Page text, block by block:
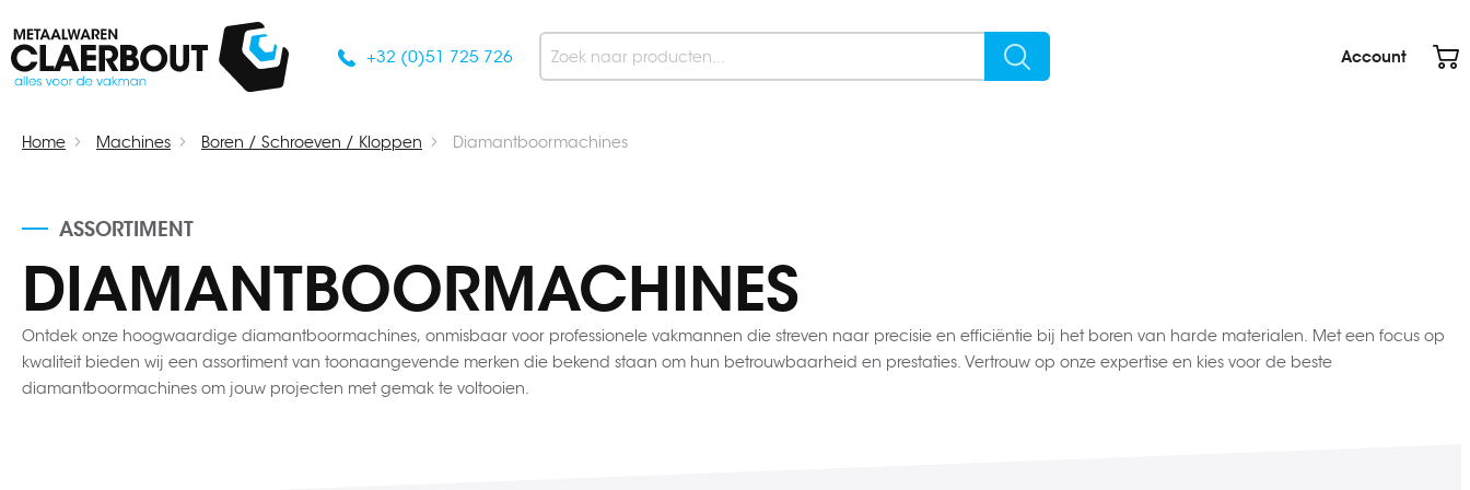
+32 (0)51 725 726
Account
Search
Search
Home Machines Boren / Schroeven / Kloppen Diamantboormachines
ASSORTIMENT
DIAMANTBOORMACHINES
Ontdek onze hoogwaardige diamantboormachines, onmisbaar voor professionele vakmannen die streven naar precisie en efficiëntie bij het boren van harde materialen. Met een focus op
kwaliteit bieden wij een assortiment van toonaangevende merken die bekend staan om hun betrouwbaarheid en prestaties. Vertrouw op onze expertise en kies voor de beste
diamantboormachines om jouw projecten met gemak te voltooien.